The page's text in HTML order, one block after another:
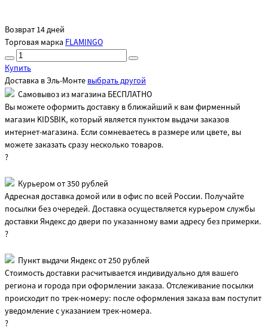
Возврат 14 дней
Торговая марка FLAMINGO
Купить
Доставка вЭль-Монтевыбрать другой
Самовывоз из магазина БЕСПЛАТНО
Вы можете оформить доставку в ближайший к вам фирменный
магазин KIDSBIK, который является пунктом выдачи заказов
интернет-магазина. Если сомневаетесь в размере или цвете, вы
можете заказать сразу несколько товаров.
?
Курьером от 350 рублей
Адресная доставка домой или в офис по всей России. Получайте
посылки без очередей. Доставка осуществляется курьером службы
доставки Яндекс до двери по указанному вами адресу без примерки.
?
Пункт выдачи Яндекс от 250 рублей
Стоимость доставки расчитывается индивидуально для вашего
региона и города при оформлении заказа. Отслеживание посылки
происходит по трек-номеру: после оформления заказа вам поступит
уведомление с указанием трек-номера.
?